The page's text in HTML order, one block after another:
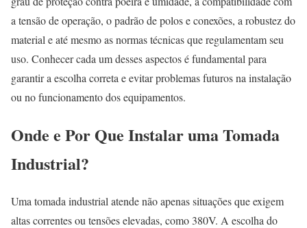
a tensão de operação, o padrão de polos e conexões, a robustez do
material e até mesmo as normas técnicas que regulamentam seu
uso. Conhecer cada um desses aspectos é fundamental para
garantir a escolha correta e evitar problemas futuros na instalação
ou no funcionamento dos equipamentos.
Onde e Por Que Instalar uma Tomada
Industrial?
Uma tomada industrial atende não apenas situações que exigem
altas correntes ou tensões elevadas, como 380V. A escolha do